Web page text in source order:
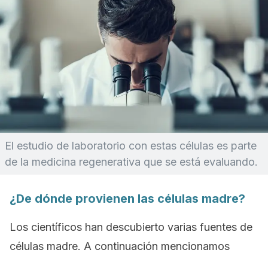
El estudio de laboratorio con estas células es parte
de la medicina regenerativa que se está evaluando.
¿De dónde provienen las células madre?
Los científicos han descubierto varias fuentes de
células madre. A continuación mencionamos